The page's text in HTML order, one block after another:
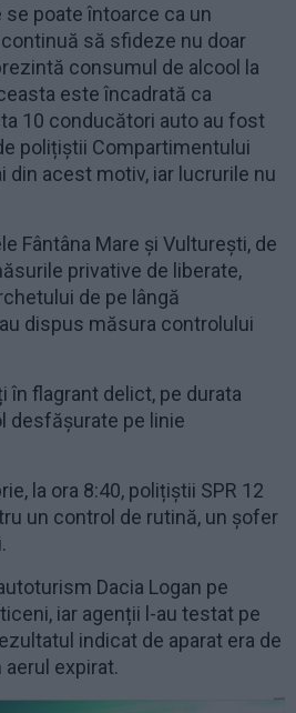
poate întoarce ca un
să sfideze nu doar
consumul de alcool la
este încadrată ca
10 conducători auto au fost
polițiștii Compartimentului
din acest motiv, iar lucrurile nu
Fântâna Mare și Vulturești, de
privative de liberate,
de pe lângă
dispus măsura controlului
în flagrant delict, pe durata
desfășurate pe linie
la ora 8:40, polițiștii SPR 12
un control de rutină, un șofer
Dacia Logan pe
iar agenții l-au testat pe
indicat de aparat era de
expirat.